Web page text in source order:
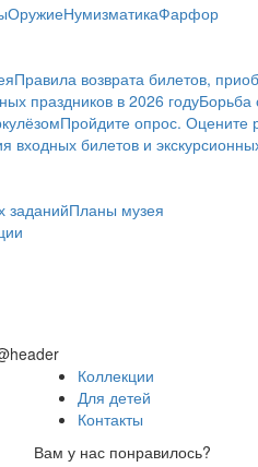
ОружиеНумизматикаФарфор
Правила возврата билетов,
праздников в 2026 годуБорьба
Пройдите опрос. Оцените
билетов и
заданийПланы музея
Коллекции
Для детей
Контакты
Вам у нас понравилось?